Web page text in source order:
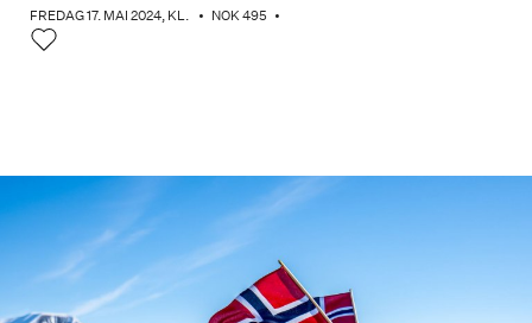
FREDAG 17. MAI 2024, KL. • NOK 495 •